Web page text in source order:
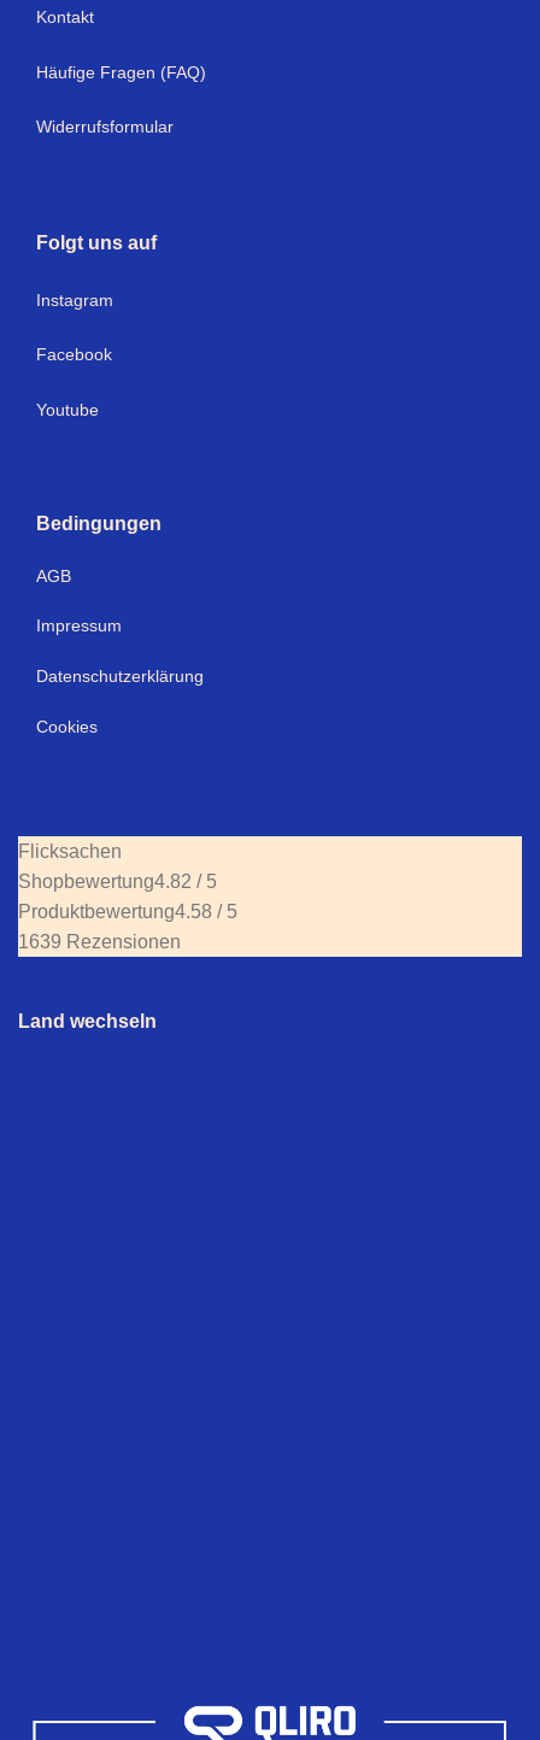
Kontakt
Häufige Fragen (FAQ)
Widerrufsformular
Folgt uns auf
Instagram
Facebook
Youtube
Bedingungen
AGB
Impressum
Datenschutzerklärung
Cookies
Flicksachen
Shopbewertung4.82 / 5
Produktbewertung4.58 / 5
1639 Rezensionen
Land wechseln